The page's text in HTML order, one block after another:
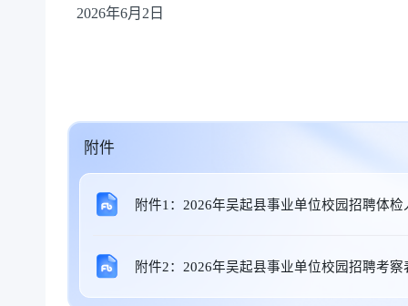
2026年6月2日
附件
附件1：2026年吴起县事业单位校园招聘体检
附件2：2026年吴起县事业单位校园招聘考察